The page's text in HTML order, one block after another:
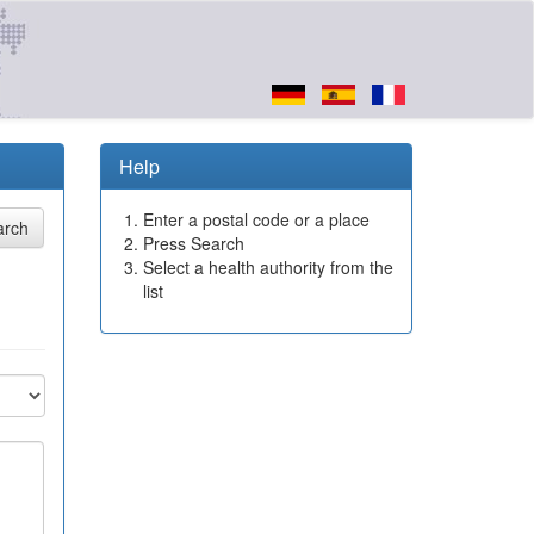
Help
Enter a postal code or a place
Press Search
Select a health authority from the
list